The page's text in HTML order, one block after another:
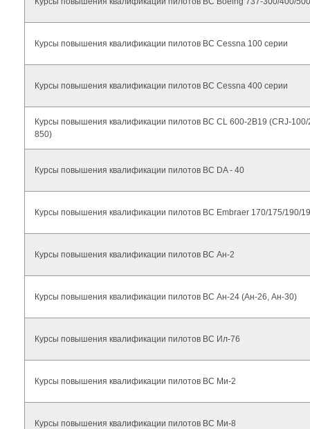
Курсы повышения квалификации пилотов ВС Cessna 100 серии
Курсы повышения квалификации пилотов ВС Cessna 400 серии
Курсы повышения квалификации пилотов ВС CL 600-2B19 (CRJ-
850)
Курсы повышения квалификации пилотов ВС DA - 40
Курсы повышения квалификации пилотов ВС Embraer 170/175/190/
Курсы повышения квалификации пилотов ВС Ан-2
Курсы повышения квалификации пилотов ВС Ан-24 (Ан-26, Ан-30)
Курсы повышения квалификации пилотов ВС Ил-76
Курсы повышения квалификации пилотов ВС Ми-2
Курсы повышения квалификации пилотов ВС Ми-8